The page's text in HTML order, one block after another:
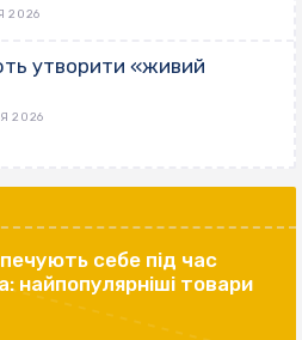
2026
утворити «живий
2026
себе під час
найпопулярніші товари